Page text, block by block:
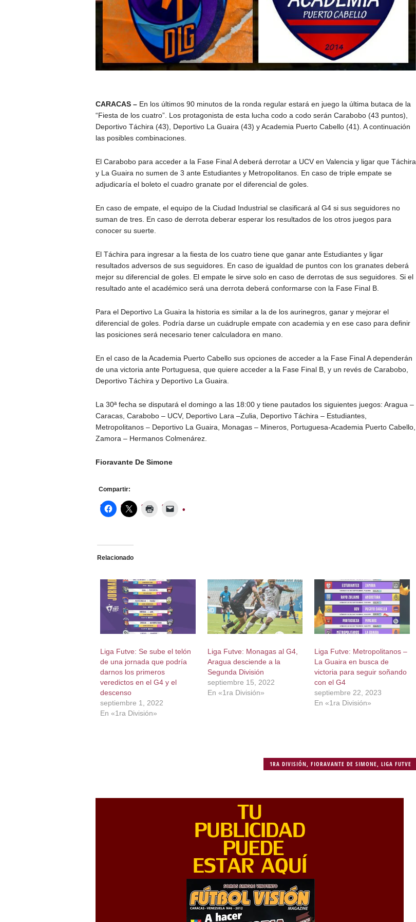
CARACAS – En los últimos 90 minutos de la ronda regular estará en juego la última butaca de la
“Fiesta de los cuatro”. Los protagonista de esta lucha codo a codo serán Carabobo (43 puntos),
Deportivo Táchira (43), Deportivo La Guaira (43) y Academia Puerto Cabello (41). A continuación
las posibles combinaciones.
El Carabobo para acceder a la Fase Final A deberá derrotar a UCV en Valencia y ligar que Táchira
y La Guaira no sumen de 3 ante Estudiantes y Metropolitanos. En caso de triple empate se
adjudicaría el boleto el cuadro granate por el diferencial de goles.
En caso de empate, el equipo de la Ciudad Industrial se clasificará al G4 si sus seguidores no
suman de tres. En caso de derrota deberar esperar los resultados de los otros juegos para
conocer su suerte.
El Táchira para ingresar a la fiesta de los cuatro tiene que ganar ante Estudiantes y ligar
resultados adversos de sus seguidores. En caso de igualdad de puntos con los granates deberá
mejor su diferencial de goles. El empate le sirve solo en caso de derrotas de sus seguidores. Si el
resultado ante el académico será una derrota deberá conformarse con la Fase Final B.
Para el Deportivo La Guaira la historia es similar a la de los aurinegros, ganar y mejorar el
diferencial de goles. Podría darse un cuádruple empate con academia y en ese caso para definir
las posiciones será necesario tener calculadora en mano.
En el caso de la Academia Puerto Cabello sus opciones de acceder a la Fase Final A dependerán
de una victoria ante Portuguesa, que quiere acceder a la Fase Final B, y un revés de Carabobo,
Deportivo Táchira y Deportivo La Guaira.
La 30ª fecha se disputará el domingo a las 18:00 y tiene pautados los siguientes juegos: Aragua –
Caracas, Carabobo – UCV, Deportivo Lara –Zulia, Deportivo Táchira – Estudiantes,
Metropolitanos – Deportivo La Guaira, Monagas – Mineros, Portuguesa-Academia Puerto Cabello,
Zamora – Hermanos Colmenárez.
Fioravante De Simone
Compartir:
Relacionado
Liga Futve: Se sube el telón
de una jornada que podría
darnos los primeros
veredictos en el G4 y el
descenso
septiembre 1, 2022
En «1ra División»
Liga Futve: Monagas al G4,
Aragua desciende a la
Segunda División
septiembre 15, 2022
En «1ra División»
Liga Futve: Metropolitanos –
La Guaira en busca de
victoria para seguir soñando
con el G4
septiembre 22, 2023
En «1ra División»
1RA DIVISIÓN ,FIORAVANTE DE SIMONE ,LIGA FUTVE